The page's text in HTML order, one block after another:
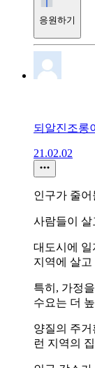
응원하기
되알진조롱
21.02.02
인구가 줄
사람들이
대도시에
지역에 살고
특히, 가정
수요는 더
양질의 주거
런 지역의